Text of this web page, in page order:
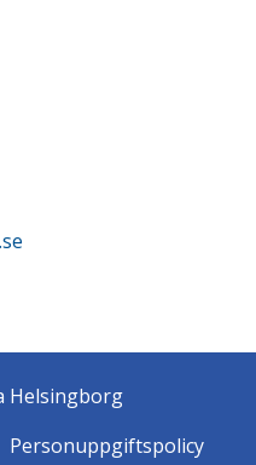
Helsingborg
Personuppgiftspolicy